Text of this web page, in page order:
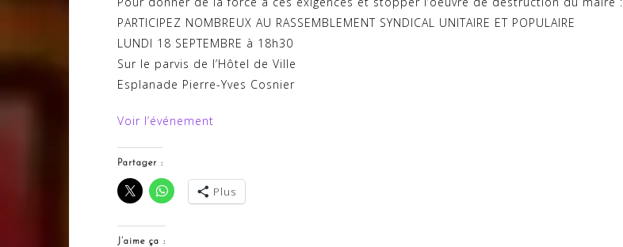
PARTICIPEZ NOMBREUX AU RASSEMBLEMENT SYNDICAL UNITAIRE ET POPULAIRE
LUNDI 18 SEPTEMBRE à 18h30
Sur le parvis de l’Hôtel de Ville
Esplanade Pierre-Yves Cosnier
Voir l’événement
Partager :
Plus
J’aime ça :